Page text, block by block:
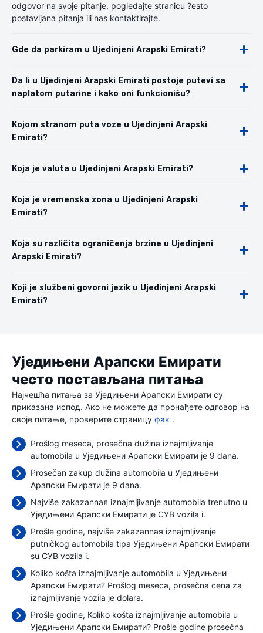
odgovor na svoje pitanje, pogledajte stranicu ?esto
postavljana pitanja ili nas kontaktirajte.
Gde da parkiram u Ujedinjeni Arapski Emirati?
Da li u Ujedinjeni Arapski Emirati postoje putevi sa
naplatom putarine i kako oni funkcionišu?
Kojom stranom puta voze u Ujedinjeni Arapski
Emirati?
Koja je valuta u Ujedinjeni Arapski Emirati?
Koja je vremenska zona u Ujedinjeni Arapski
Emirati?
Koja su različita ograničenja brzine u Ujedinjeni
Arapski Emirati?
Koji je službeni govorni jezik u Ujedinjeni Arapski
Emirati?
Уједињени Арапски Емирати
често постављана питања
Најчешћа питања за Уједињени Арапски Емирати су
приказана испод. Ако не можете да пронађете одговор на
своје питање, проверите страницу фак .
Prošlog meseca, prosečna dužina iznajmljivanje
automobila u Уједињени Арапски Емирати je 9 dana.
Prosečan zakup dužina automobila u Уједињени
Арапски Емирати je 9 dana.
Najviše zakazannaя iznajmljivanje automobila trenutno u
Уједињени Арапски Емирати je СУВ vozila i.
Prošle godine, najviše zakazannaя iznajmljivanje
putničkog automobila tipa Уједињени Арапски Емирати
su СУВ vozila i.
Koliko košta iznajmljivanje automobila u Уједињени
Арапски Емирати? Prošlog meseca, prosečna cena za
iznajmljivanje vozila je dolara.
Prošle godine, Koliko košta iznajmljivanje automobila u
Уједињени Арапски Емирати? Prošle godine prosečna